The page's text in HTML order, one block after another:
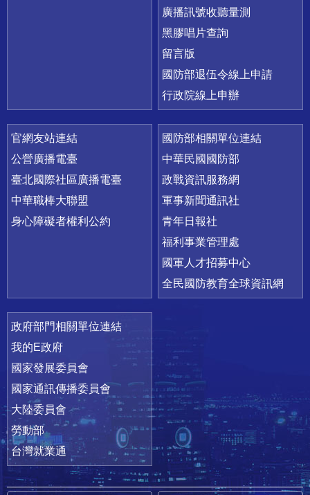
廣播訊號收聽量測
黑膠唱片查詢
留言版
國防部退伍令線上申請
行政院線上申辦
官網友站連結
公營廣播電臺
臺北國際社區廣播電臺
中華職棒大聯盟
身心障礙者權利公約
國防部相關單位連結
中華民國國防部
政戰資訊服務網
軍事新聞通訊社
青年日報社
福利事業管理處
國軍人才招募中心
全民國防教育全球資訊網
政府部門相關單位連結
我的E政府
國家發展委員會
國家通訊傳播委員會
大陸委員會
勞動部
台灣就業通